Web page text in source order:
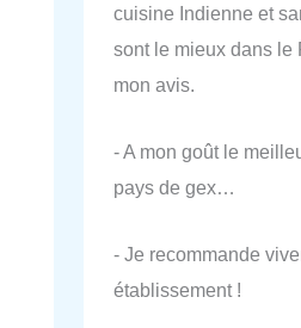
cuisine Indienne et
sont le mieux dans le
mon avis.
- A mon goût le
pays de gex…
- Je recommande
établissement !